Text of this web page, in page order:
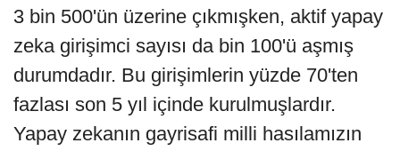
3 bin 500'ün üzerine çıkmışken, aktif yapay
zeka girişimci sayısı da bin 100'ü aşmış
durumdadır. Bu girişimlerin yüzde 70'ten
fazlası son 5 yıl içinde kurulmuşlardır.
Yapay zekanın gayrisafi milli hasılamızın